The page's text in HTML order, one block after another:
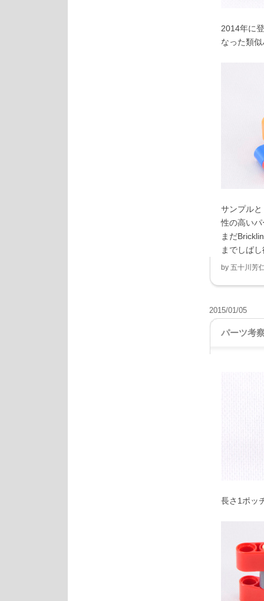
2014年に
なった類
サンプル
性の高い
まだ
までしば
by 五十川芳
パーツ考
2015/01/05
長さ1ポッ